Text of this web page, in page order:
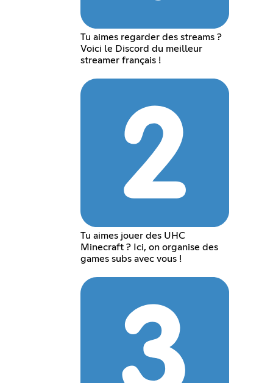
Tu aimes regarder des streams ?
Voici le Discord du meilleur
streamer français !
Tu aimes jouer des UHC
Minecraft ? Ici, on organise des
games subs avec vous !